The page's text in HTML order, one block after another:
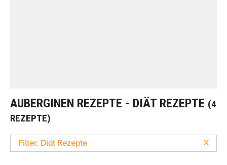
AUBERGINEN REZEPTE - DIÄT REZEPTE (4
REZEPTE)
Filter: Diät Rezepte X